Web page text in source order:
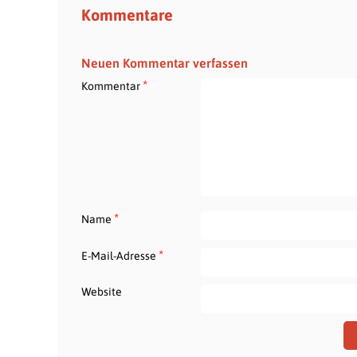
Kommentare
Neuen Kommentar verfassen
Kommentar*
Name *
E-Mail-Adresse *
Website